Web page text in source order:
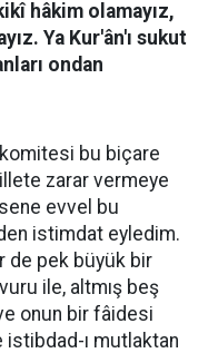
hâkim olamayız,
Ya Kur'ân'ı sukut
ondan
bu biçare
zarar vermeye
evvel bu
istimdat eyledim.
de pek büyük bir
ile, altmış beş
onun bir fâidesi
istibdad-ı mutlaktan